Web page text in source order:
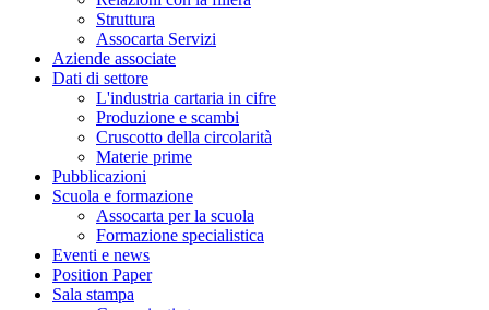
Struttura
Assocarta Servizi
Aziende associate
Dati di settore
L'industria cartaria in cifre
Produzione e scambi
Cruscotto della circolarità
Materie prime
Pubblicazioni
Scuola e formazione
Assocarta per la scuola
Formazione specialistica
Eventi e news
Position Paper
Sala stampa